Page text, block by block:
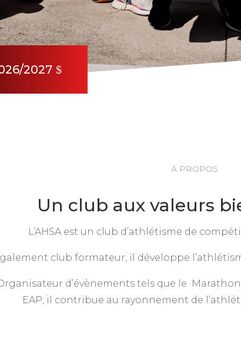
2027
A PROPOS
Un club aux valeurs
L’AHSA est un club d’athlétisme de
club formateur, il développe
d’évènements tels que le
EAP, il contribue au rayonnement de